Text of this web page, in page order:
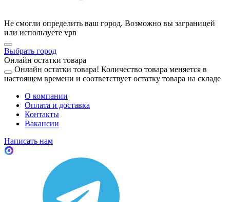
Не смогли определить ваш город. Возможно вы заграницей
или используете vpn
Выбрать город
Онлайн остатки товара
Онлайн остатки товара! Количество товара меняется в
настоящем времени и соответствует остатку товара на складе
О компании
Оплата и доставка
Контакты
Вакансии
Написать нам